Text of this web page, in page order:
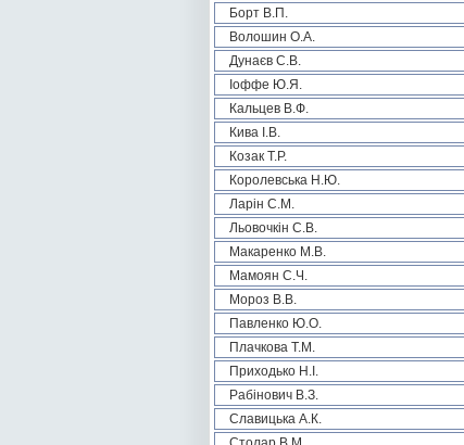
Борт В.П.
Волошин О.А.
Дунаєв С.В.
Іоффе Ю.Я.
Кальцев В.Ф.
Кива І.В.
Козак Т.Р.
Королевська Н.Ю.
Ларін С.М.
Льовочкін С.В.
Макаренко М.В.
Мамоян С.Ч.
Мороз В.В.
Павленко Ю.О.
Плачкова Т.М.
Приходько Н.І.
Рабінович В.З.
Славицька А.К.